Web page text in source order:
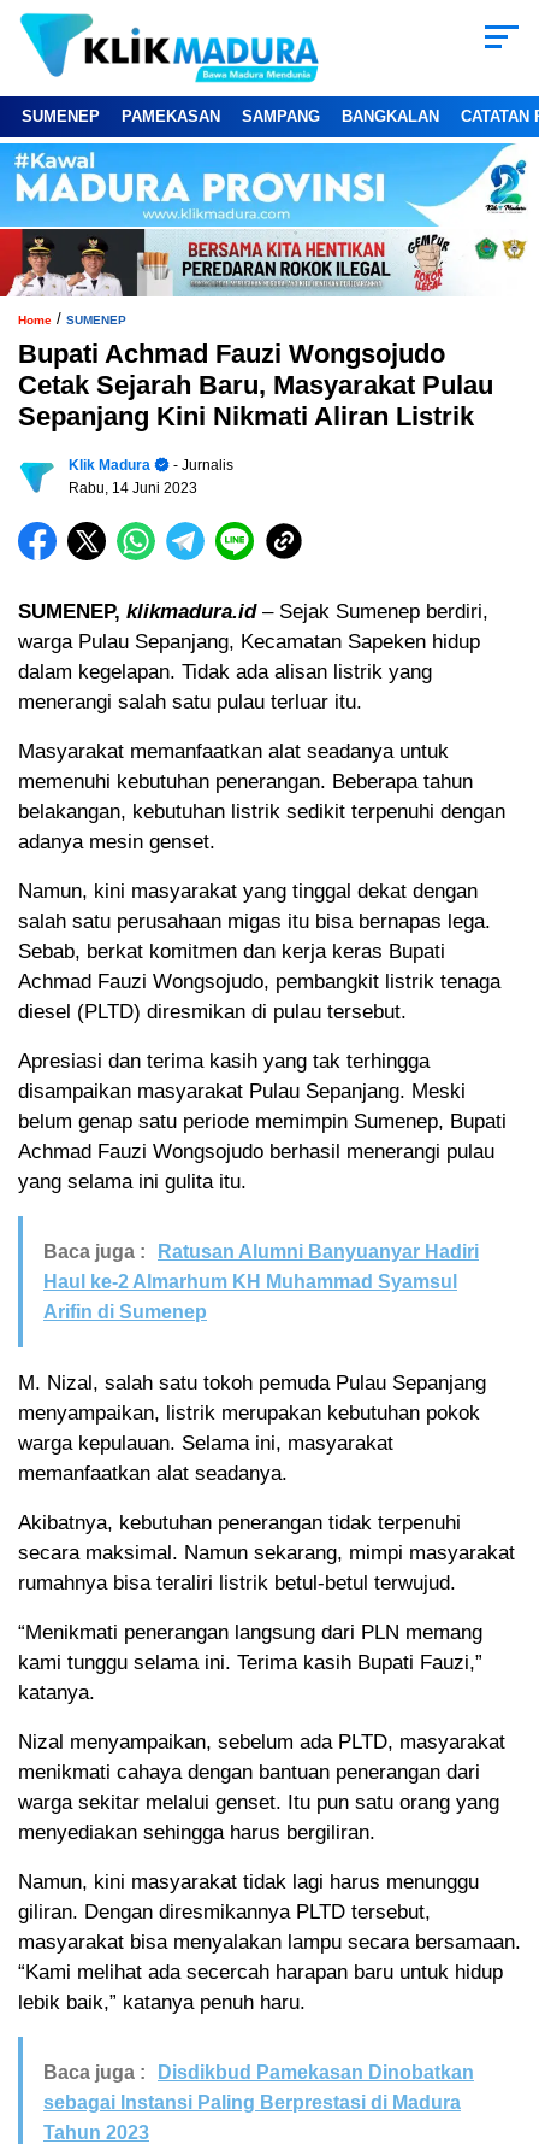
SUMENEP PAMEKASAN SAMPANG BANGKALAN CATATAN
Home / SUMENEP
Bupati Achmad Fauzi Wongsojudo
Cetak Sejarah Baru, Masyarakat Pulau
Sepanjang Kini Nikmati Aliran Listrik
Klik Madura
- Jurnalis
Rabu, 14 Juni 2023
SUMENEP, klikmadura.id– Sejak Sumenep berdiri,
warga Pulau Sepanjang, Kecamatan Sapeken hidup
dalam kegelapan. Tidak ada alisan listrik yang
menerangi salah satu pulau terluar itu.
Masyarakat memanfaatkan alat seadanya untuk
memenuhi kebutuhan penerangan. Beberapa tahun
belakangan, kebutuhan listrik sedikit terpenuhi dengan
adanya mesin genset.
Namun, kini masyarakat yang tinggal dekat dengan
salah satu perusahaan migas itu bisa bernapas lega.
Sebab, berkat komitmen dan kerja keras Bupati
Achmad Fauzi Wongsojudo, pembangkit listrik tenaga
diesel (PLTD) diresmikan di pulau tersebut.
Apresiasi dan terima kasih yang tak terhingga
disampaikan masyarakat Pulau Sepanjang. Meski
belum genap satu periode memimpin Sumenep, Bupati
Achmad Fauzi Wongsojudo berhasil menerangi pulau
yang selama ini gulita itu.
Baca juga :
Ratusan Alumni Banyuanyar Hadiri
Haul ke-2 Almarhum KH Muhammad Syamsul
Arifin di Sumenep
M. Nizal, salah satu tokoh pemuda Pulau Sepanjang
menyampaikan, listrik merupakan kebutuhan pokok
warga kepulauan. Selama ini, masyarakat
memanfaatkan alat seadanya.
Akibatnya, kebutuhan penerangan tidak terpenuhi
secara maksimal. Namun sekarang, mimpi masyarakat
rumahnya bisa teraliri listrik betul-betul terwujud.
“Menikmati penerangan langsung dari PLN memang
kami tunggu selama ini. Terima kasih Bupati Fauzi,”
katanya.
Nizal menyampaikan, sebelum ada PLTD, masyarakat
menikmati cahaya dengan bantuan penerangan dari
warga sekitar melalui genset. Itu pun satu orang yang
menyediakan sehingga harus bergiliran.
Namun, kini masyarakat tidak lagi harus menunggu
giliran. Dengan diresmikannya PLTD tersebut,
masyarakat bisa menyalakan lampu secara bersamaan.
“Kami melihat ada secercah harapan baru untuk hidup
lebik baik,” katanya penuh haru.
Baca juga :
Disdikbud Pamekasan Dinobatkan
sebagai Instansi Paling Berprestasi di Madura
Tahun 2023